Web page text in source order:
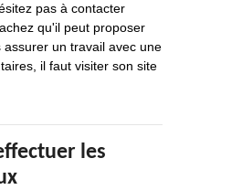
pas à contacter
qu'il peut proposer
un travail avec une
il faut visiter son site
les